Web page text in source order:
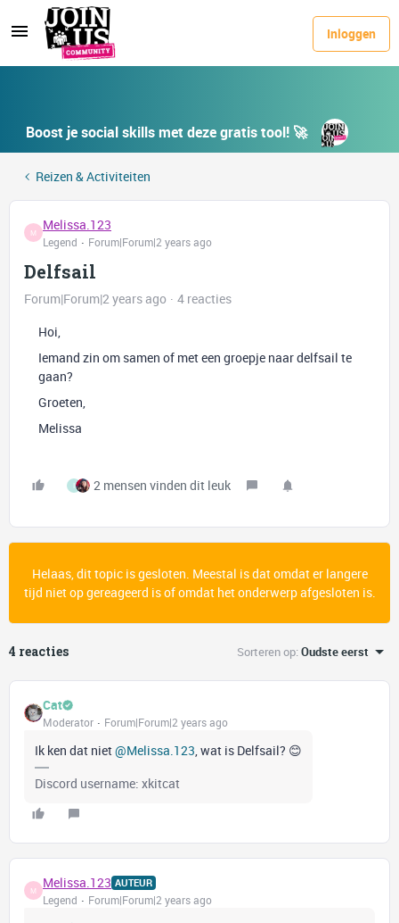
Inloggen
Boost je social skills met deze gratis tool! 🚀
Reizen & Activiteiten
M Melissa.123
Legend Forum|Forum|2 years ago
Delfsail
Forum|Forum|2 years ago
4 reacties
Hoi,
Iemand zin om samen of met een groepje naar delfsail te
gaan?
Groeten,
Melissa
I 2 mensen vinden dit leuk
Helaas, dit topic is gesloten. Meestal is dat omdat er langere
tijd niet op gereageerd is of omdat het onderwerp afgesloten is.
4 reacties Sorteren op:Oudste eerst
Cat
Moderator Forum|Forum|2 years ago
Ik ken dat niet@Melissa.123, wat is Delfsail? 😊
Discord username: xkitcat
M Melissa.123 AUTEUR
Legend Forum|Forum|2 years ago